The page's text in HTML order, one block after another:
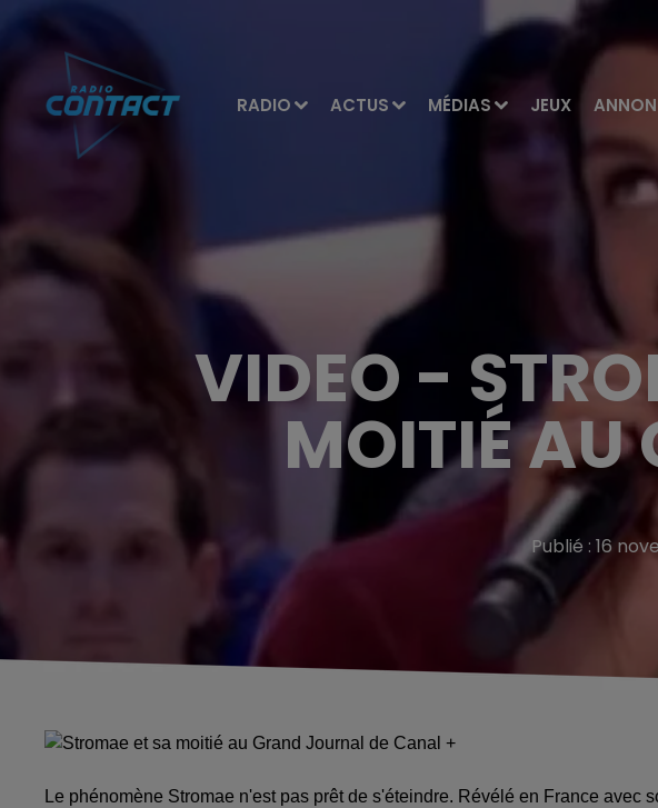
RADIO ACTUS MÉDIAS JEUX
VIDEO -
MOITIÉ AU
Publié : 16
Le phénomène Stromae n'est pas prêt de s'éteindre. Révélé en France avec